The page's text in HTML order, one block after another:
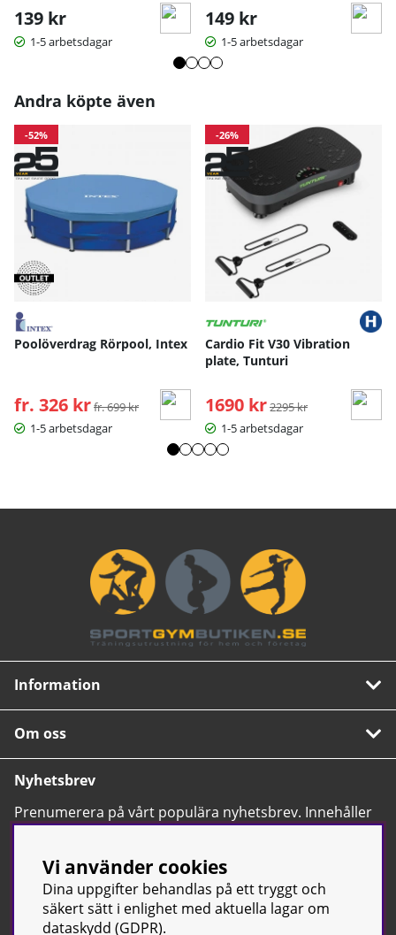
139 kr
1-5 arbetsdagar
149 kr
1-5 arbetsdagar
Andra köpte även
-52%
Poolöverdrag Rörpool, Intex
fr. 326 kr Ordinarie pris:
fr. 699 kr
1-5 arbetsdagar
-26%
Cardio Fit V30 Vibration
plate, Tunturi
1690 kr Ordinarie pris:
2295 kr
1-5 arbetsdagar
Information
Om oss
Nyhetsbrev
Prenumerera på vårt populära nyhetsbrev. Innehåller
tips, nyheter och våra allra bästa erbjudanden.
Vi använder cookies
Dina uppgifter behandlas på ett tryggt och
säkert sätt i enlighet med aktuella lagar om
dataskydd (GDPR).